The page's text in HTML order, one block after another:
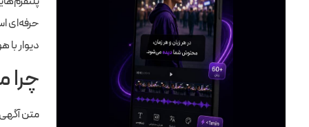
حرفه‌ای
دیوار
متن